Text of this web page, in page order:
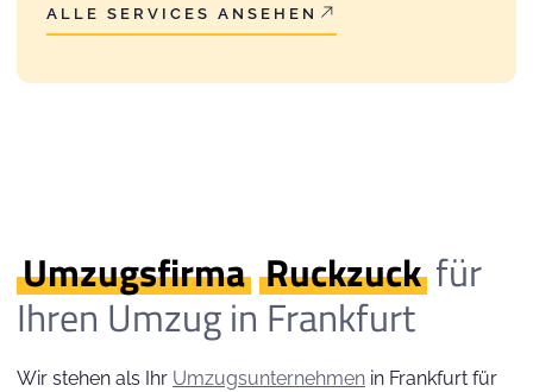
ALLE SERVICES ANSEHEN
Umzugsfirma Ruckzuck für
Ihren Umzug in Frankfurt
Wir stehen als Ihr Umzugsunternehmen in Frankfurt für